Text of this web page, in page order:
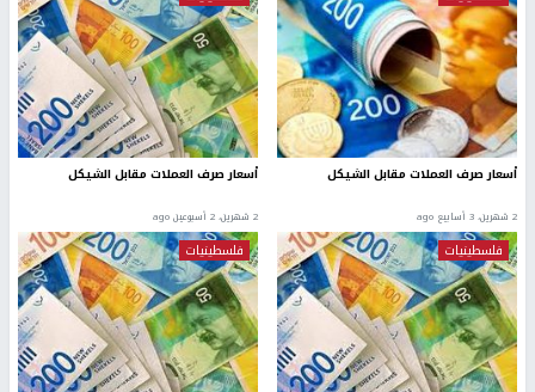
أسعار صرف العملات مقابل الشيكل
2 شهرين، 3 أسابيع ago
أسعار صرف العملات مقابل الشيكل
2 شهرين، 2 أسبوعين ago
فلسطينيات فلسطينيات